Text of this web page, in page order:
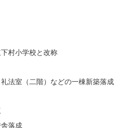
村小学校と改称
室（二階）などの一棟新築落成
落成